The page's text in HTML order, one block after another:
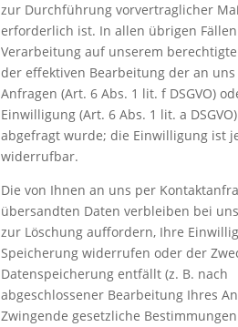
zur Durchführung vorvertraglicher
erforderlich ist. In allen übrigen
Verarbeitung auf unserem
der effektiven Bearbeitung der an
Anfragen (Art. 6 Abs. 1 lit. f DSGVO)
Einwilligung (Art. 6 Abs. 1 lit. a
abgefragt wurde; die Einwilligung ist
widerrufbar.
Die von Ihnen an uns per
übersandten Daten verbleiben bei
zur Löschung auffordern, Ihre
Speicherung widerrufen oder der
Datenspeicherung entfällt (z. B. nach
abgeschlossener Bearbeitung Ihres
Zwingende gesetzliche